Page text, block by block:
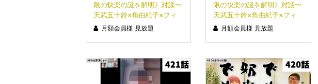
限の快楽の謎を解明》対談〜
天武五十鈴×角由紀子×フィ
クサー〜⑦（最終回）
月額会員様 見放題
限の快楽の謎を解明》対談〜
天武五十鈴×角由紀子×フィ
クサー〜⑥
月額会員様 見放題